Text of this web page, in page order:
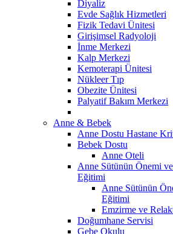
Diyaliz
Evde Sağlık Hizmetleri
Fizik Tedavi Ünitesi
Girişimsel Radyoloji
İnme Merkezi
Kalp Merkezi
Kemoterapi Ünitesi
Nükleer Tıp
Obezite Ünitesi
Palyatif Bakım Merkezi
Anne & Bebek
Anne Dostu Hastane
Bebek Dostu
Anne Oteli
Anne Sütünün Önemi
Eğitimi
Anne Sütünün
Eğitimi
Emzirme ve
Doğumhane Servisi
Gebe Okulu